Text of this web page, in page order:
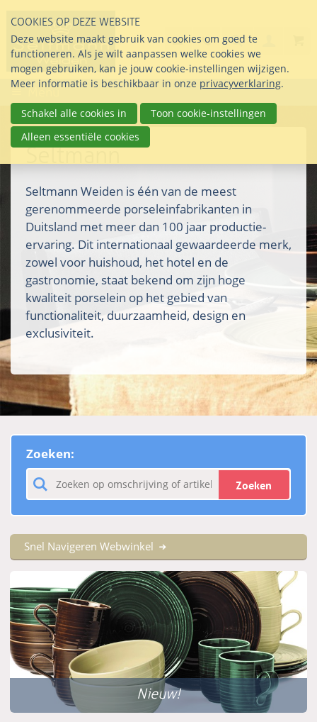
links
over
Direct
naar
inhoud
Direct
naar
het
info@seltmann-
Stel uw vraag
085 76 07 000
Search
Menu
Seltmann
Seltmann Weiden is één van de meest
gerenommeerde porseleinfabrikanten in
Duitsland met meer dan 100 jaar productie-
ervaring. Dit internationaal gewaardeerde merk,
zowel voor huishoud, het hotel en de
gastronomie, staat bekend om zijn hoge
kwaliteit porselein op het gebied van
functionaliteit, duurzaamheid, design en
exclusiviteit.
Zoeken:
Zoeken
Snel Navigeren Webwinkel
Nieuw!
COOKIES OP DEZE WEBSITE
Deze website maakt gebruik van cookies om goed te
functioneren. Als je wilt aanpassen welke cookies we
mogen gebruiken, kan je jouw cookie-instellingen wijzigen.
Meer informatie is beschikbaar in onze privacyverklaring.
Schakel alle cookies in
Toon cookie-instellingen
Alleen essentiële cookies